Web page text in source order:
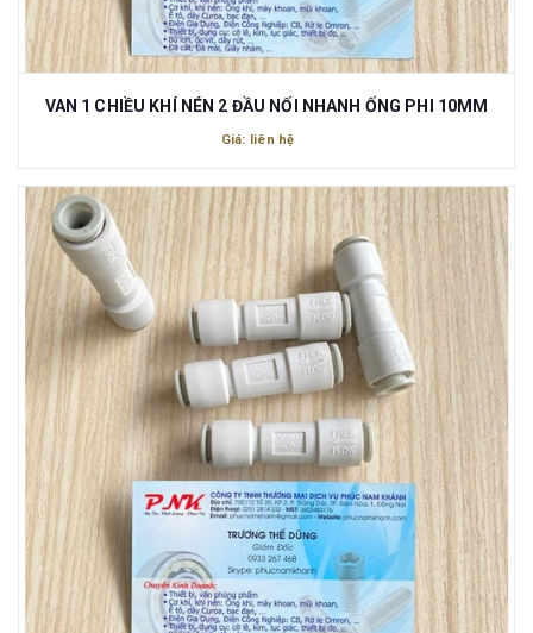
VAN 1 CHIỀU KHÍ NÉN 2 ĐẦU NỐI NHANH ỐNG PHI 10MM
Giá: liên hệ